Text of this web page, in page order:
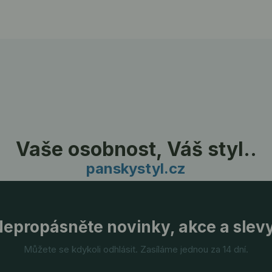
Vaše osobnost, Váš styl..
panskystyl.cz
novinky, akce a
Můžete se kdykoli odhlásit. Zasíláme jednou za 14 dní.